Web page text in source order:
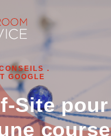
.
GOOGLE
Site pour
course